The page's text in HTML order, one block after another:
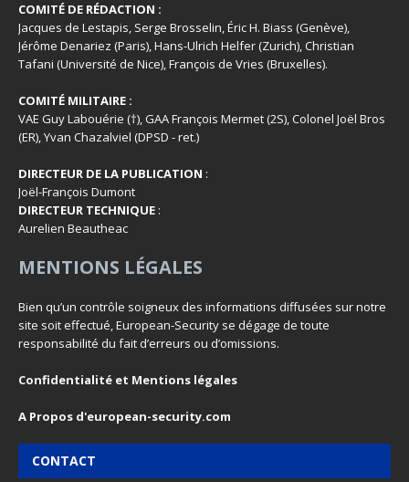
COMITÉ DE RÉDACTION :
Jacques de Lestapis, Serge Brosselin, Éric H. Biass (Genève),
Jérôme Denariez (Paris), Hans-Ulrich Helfer (Zurich), Christian
Tafani (Université de Nice), François de Vries (Bruxelles).
COMITÉ MILITAIRE :
VAE Guy Labouérie (†), GAA François Mermet (2S), Colonel Joël Bros
(ER), Yvan Chazalviel (DPSD - ret.)
DIRECTEUR DE LA PUBLICATION :
Joël-François Dumont
DIRECTEUR TECHNIQUE :
Aurelien Beautheac
MENTIONS LÉGALES
Bien qu’un contrôle soigneux des informations diffusées sur notre
site soit effectué, European-Security se dégage de toute
responsabilité du fait d’erreurs ou d’omissions.
Confidentialité et Mentions légales
A Propos d'european-security.com
CONTACT